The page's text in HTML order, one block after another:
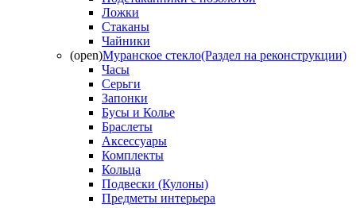
Ложки
Стаканы
Чайники
(open)Муранское стекло(Раздел на реконструкции)
Часы
Серьги
Запонки
Бусы и Колье
Браслеты
Аксессуары
Комплекты
Кольца
Подвески (Кулоны)
Предметы интерьера